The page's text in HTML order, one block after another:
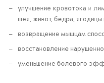
улучшение кровотока и
шея, живот, бедра, ягодицы
возвращение мышцам
восстановление
уменьшение болевого